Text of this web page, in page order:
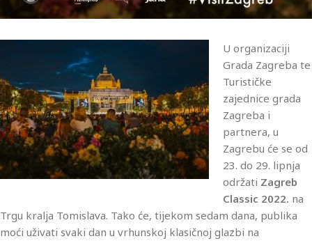
U organizaciji
Grada Zagreba te
Turističke
zajednice grada
Zagreba i
partnera, u
Zagrebu će se od
23. do 29. lipnja
održati Zagreb
Classic 2022. na
Trgu kralja Tomislava. Tako će, tijekom sedam dana, publika
moći uživati svaki dan u vrhunskoj klasičnoj glazbi na